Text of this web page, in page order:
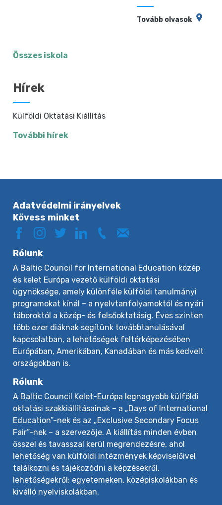
Tovább olvasok
Összes iskola
Hírek
Külföldi Oktatási Kiállítás
További hírek
Adatvédelmi irányelvek
Kövess minket
Rólunk
A Baltic Council for International Education közép
és kelet Európa vezető külföldi oktatási
ügynöksége, amely különféle külföldi tanulmányi
programokat kínál – a nyelvtanfolyamoktól és nyári
táboroktól a közép- és felsőoktatásig. Éves szinten
több ezer diáknak segítünk továbbtanulásával
kapcsolatban, a lehetőségek feltérképezésében
Európában, Amerikában, Kanadában és más kedvelt
országokban is.
Rólunk
A Baltic Council Kelet-Európa legnagyobb külföldi
oktatási szakkiállításainak – a „Days of International
Education”-nek és az „Exclusive Secondary Focus
Fair”-nek – a szervezője. A kiállítás minden évben
ősszel és tavasszal kerül megrendezésre, ahol
lehetőség van külföldi intézmények képviselőivel
találkozni és tájékozódni a képzésekről,
lehetőségekről: egyetemeken, középiskolákban és
kiválló nyelviskolákban.